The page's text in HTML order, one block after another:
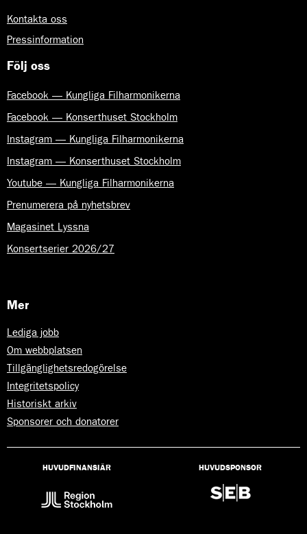
Kontakta oss
Pressinformation
Följ oss
Facebook — Kungliga Filharmonikerna
Facebook — Konserthuset Stockholm
Instagram — Kungliga Filharmonikerna
Instagram — Konserthuset Stockholm
Youtube — Kungliga Filharmonikerna
Prenumerera på nyhetsbrev
Magasinet Lyssna
Konsertserier 2026/27
Mer
Lediga jobb
Om webbplatsen
Tillgänglighetsredogörelse
Integritetspolicy
Historiskt arkiv
Sponsorer och donatorer
HUVUDFINANSIÄR HUVUDSPONSOR